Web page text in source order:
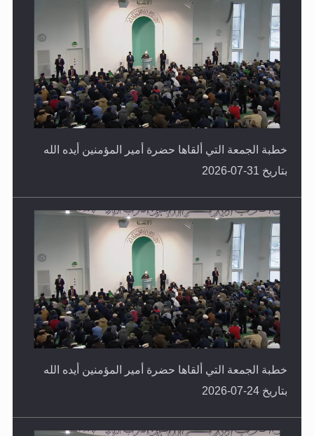
حقيقة المسيح الدجال
خطبة الجمعة التي ألقاها حضرة أمير المؤمنين أيده الله
بتاريخ 31-07-2026
خطبة الجمعة التي ألقاها حضرة أمير المؤمنين أيده الله
بتاريخ 24-07-2026